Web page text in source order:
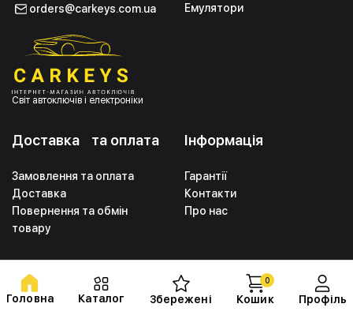
orders@carkeys.com.ua
Світ автоключів і електроніки
Емулятори
Інформація
Гарантії
Контакти
Про нас
Доставка та оплата
Замовлення та оплата
Доставка
Повернення та обмін
товару
Політика конфіденційності Угода про надання послуг
Головна Каталог Збережені Кошик
0
Профіль